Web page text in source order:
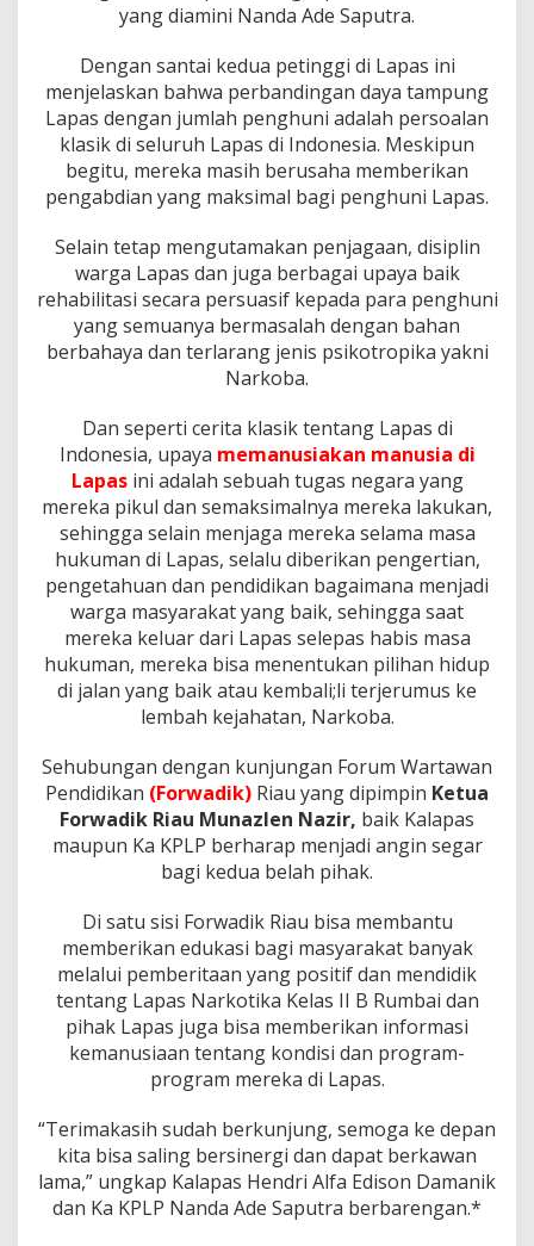
R
m
b
a
i
yang diamini Nanda Ade Saputra.
Dengan santai kedua petinggi di Lapas ini
menjelaskan bahwa perbandingan daya tampung
Lapas dengan jumlah penghuni adalah persoalan
klasik di seluruh Lapas di Indonesia. Meskipun
begitu, mereka masih berusaha memberikan
pengabdian yang maksimal bagi penghuni Lapas.
Selain tetap mengutamakan penjagaan, disiplin
warga Lapas dan juga berbagai upaya baik
rehabilitasi secara persuasif kepada para penghuni
yang semuanya bermasalah dengan bahan
berbahaya dan terlarang jenis psikotropika yakni
Narkoba.
Dan seperti cerita klasik tentang Lapas di
Indonesia, upaya memanusiakan manusia di
Lapasini adalah sebuah tugas negara yang
mereka pikul dan semaksimalnya mereka lakukan,
sehingga selain menjaga mereka selama masa
hukuman di Lapas, selalu diberikan pengertian,
pengetahuan dan pendidikan bagaimana menjadi
warga masyarakat yang baik, sehingga saat
mereka keluar dari Lapas selepas habis masa
hukuman, mereka bisa menentukan pilihan hidup
di jalan yang baik atau kembali;li terjerumus ke
lembah kejahatan, Narkoba.
Sehubungan dengan kunjungan Forum Wartawan
Pendidikan (Forwadik) Riau yang dipimpin Ketua
Forwadik Riau Munazlen Nazir, baik Kalapas
maupun Ka KPLP berharap menjadi angin segar
bagi kedua belah pihak.
Di satu sisi Forwadik Riau bisa membantu
memberikan edukasi bagi masyarakat banyak
melalui pemberitaan yang positif dan mendidik
tentang Lapas Narkotika Kelas II B Rumbai dan
pihak Lapas juga bisa memberikan informasi
kemanusiaan tentang kondisi dan program-
program mereka di Lapas.
“Terimakasih sudah berkunjung, semoga ke depan
kita bisa saling bersinergi dan dapat berkawan
lama,” ungkap Kalapas Hendri Alfa Edison Damanik
dan Ka KPLP Nanda Ade Saputra berbarengan.*